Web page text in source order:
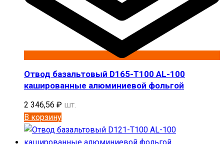
Отвод базальтовый D165-T100 AL-100
кашированные алюминиевой фольгой
2 346,56 ₽ шт.
В корзину